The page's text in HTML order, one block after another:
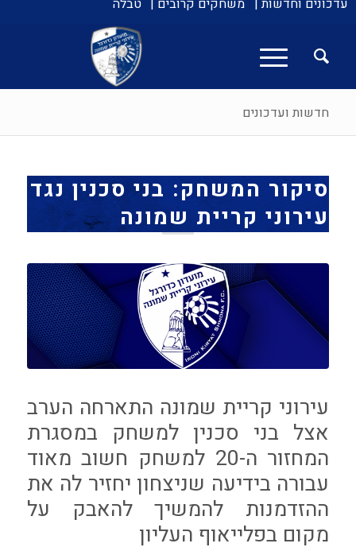
עדכונים וחדשות | משחקים קרובים | טבלה
חדשות ועדכונים
סיקור המשחק: בני סכנין נגד
עירוני קריית שמונה
עירוני קריית שמונה התארחה הערב
אצל בני סכנין למשחק במסגרת
המחזור ה-20 למשחק חשוב מאוד
עבורה בידיעה שניצחון יחזיר לה את
ההזדמנות להמשיך להאבק על
מקום בפלייאוף העליון